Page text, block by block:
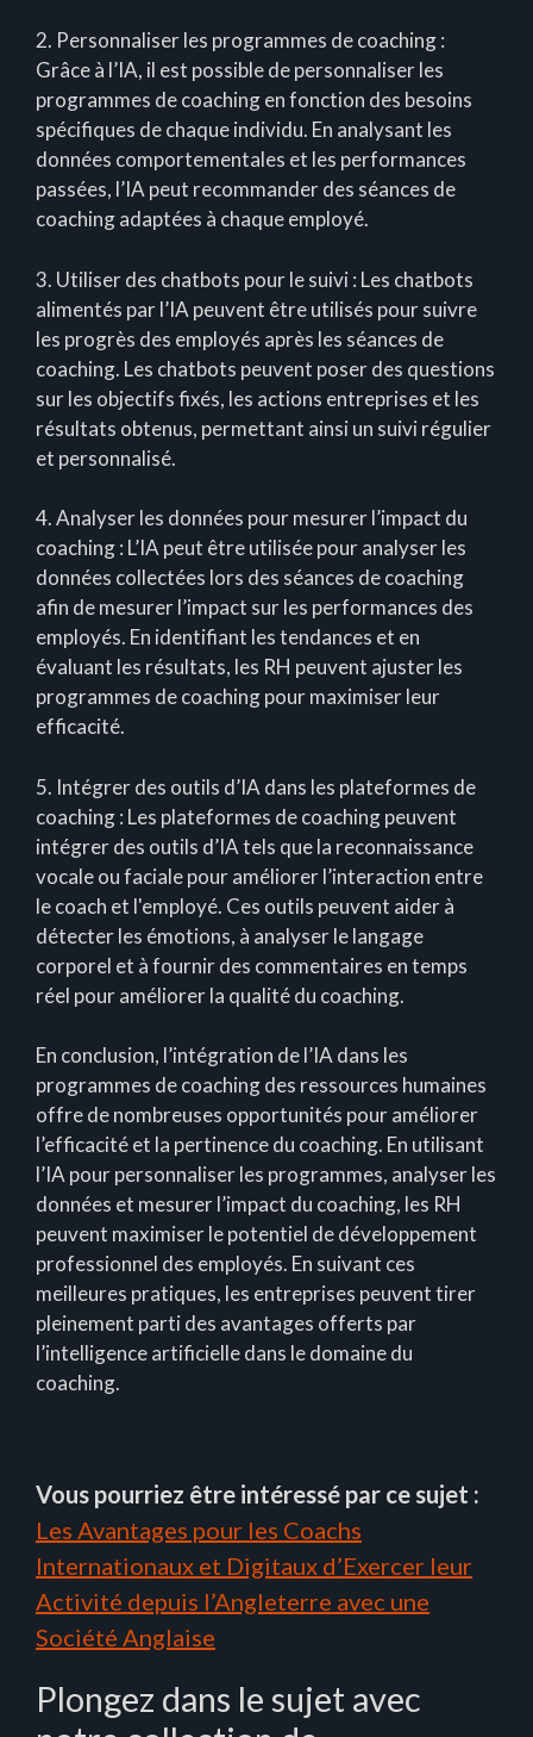
2. Personnaliser les programmes de coaching :
Grâce à l’IA, il est possible de personnaliser les
programmes de coaching en fonction des besoins
spécifiques de chaque individu. En analysant les
données comportementales et les performances
passées, l’IA peut recommander des séances de
coaching adaptées à chaque employé.
3. Utiliser des chatbots pour le suivi : Les chatbots
alimentés par l’IA peuvent être utilisés pour suivre
les progrès des employés après les séances de
coaching. Les chatbots peuvent poser des questions
sur les objectifs fixés, les actions entreprises et les
résultats obtenus, permettant ainsi un suivi régulier
et personnalisé.
4. Analyser les données pour mesurer l’impact du
coaching : L’IA peut être utilisée pour analyser les
données collectées lors des séances de coaching
afin de mesurer l’impact sur les performances des
employés. En identifiant les tendances et en
évaluant les résultats, les RH peuvent ajuster les
programmes de coaching pour maximiser leur
efficacité.
5. Intégrer des outils d’IA dans les plateformes de
coaching : Les plateformes de coaching peuvent
intégrer des outils d’IA tels que la reconnaissance
vocale ou faciale pour améliorer l’interaction entre
le coach et l'employé. Ces outils peuvent aider à
détecter les émotions, à analyser le langage
corporel et à fournir des commentaires en temps
réel pour améliorer la qualité du coaching.
En conclusion, l’intégration de l’IA dans les
programmes de coaching des ressources humaines
offre de nombreuses opportunités pour améliorer
l’efficacité et la pertinence du coaching. En utilisant
l’IA pour personnaliser les programmes, analyser les
données et mesurer l’impact du coaching, les RH
peuvent maximiser le potentiel de développement
professionnel des employés. En suivant ces
meilleures pratiques, les entreprises peuvent tirer
pleinement parti des avantages offerts par
l’intelligence artificielle dans le domaine du
coaching.
Vous pourriez être intéressé par ce sujet :
Les Avantages pour les Coachs
Internationaux et Digitaux d’Exercer leur
Activité depuis l’Angleterre avec une
Société Anglaise
Plongez dans le sujet avec